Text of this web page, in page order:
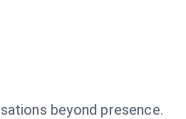
beyond presence.